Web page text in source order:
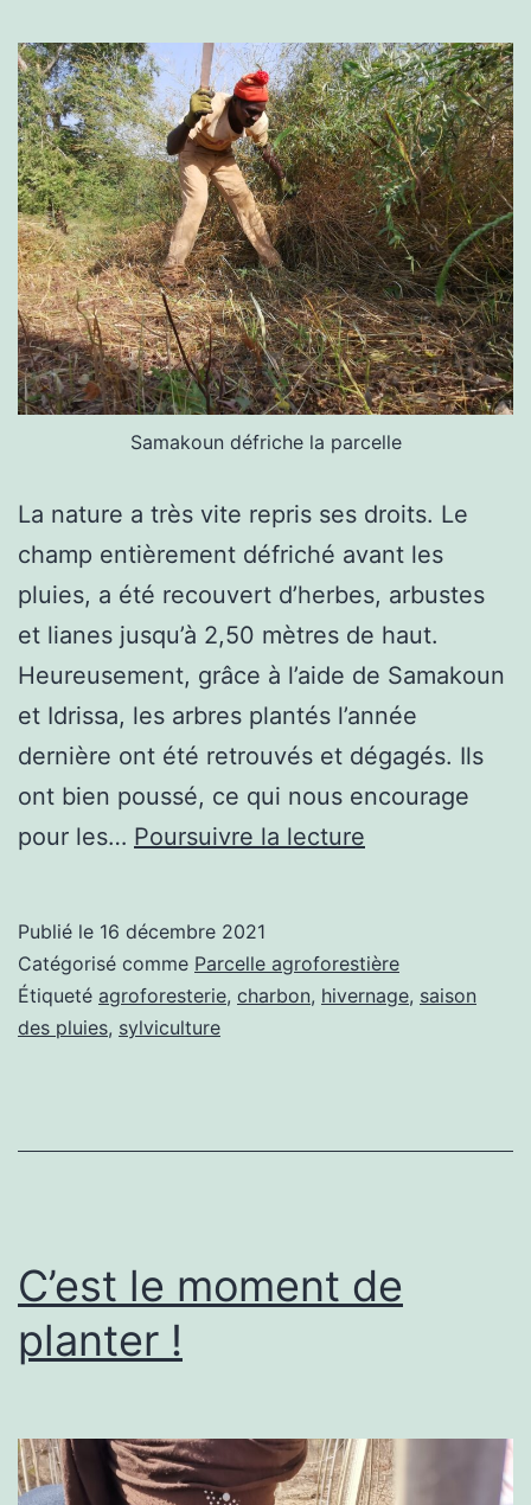
Samakoun défriche la parcelle
La nature a très vite repris ses droits. Le
champ entièrement défriché avant les
pluies, a été recouvert d’herbes, arbustes
et lianes jusqu’à 2,50 mètres de haut.
Heureusement, grâce à l’aide de Samakoun
et Idrissa, les arbres plantés l’année
dernière ont été retrouvés et dégagés. Ils
ont bien poussé, ce qui nous encourage
pour les… Poursuivre la lecture
champ
après
Publié le 16 décembre 2021
Catégorisé comme Parcelle agroforestière
Étiqueté agroforesterie, charbon, hivernage, saison
des pluies, sylviculture
C’est le moment de
planter !